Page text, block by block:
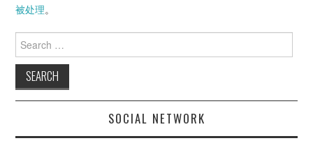
被处理。
Search
for:
SOCIAL NETWORK